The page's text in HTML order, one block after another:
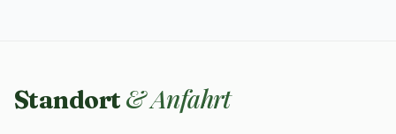
Standort & Anfahrt